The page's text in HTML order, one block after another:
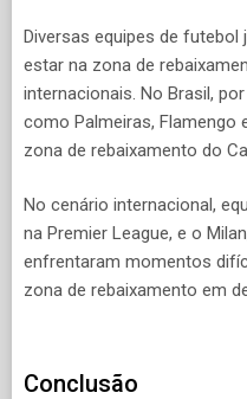
Diversas equipes de futebol
estar na zona de
internacionais. No Brasil,
como Palmeiras, Flamengo
zona de rebaixamento do
No cenário internacional,
na Premier League, e o
enfrentaram momentos
zona de rebaixamento em
Conclusão